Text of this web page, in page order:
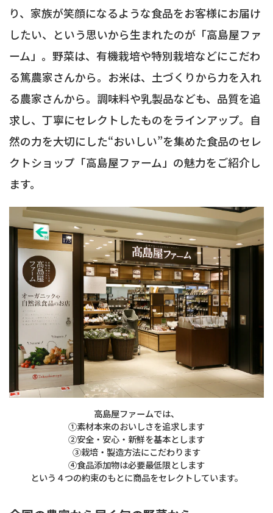
高島屋ファームでは、
①素材本来のおいしさを追求します
②安全・安心・新鮮を基本とします
③栽培・製造方法にこだわります
④食品添加物は必要最低限とします
という４つの約束のもとに商品をセレクトしています。
り、家族が笑顔になるような食品をお客様にお届け
したい、という思いから生まれたのが「高島屋ファ
ーム」。野菜は、有機栽培や特別栽培などにこだわ
る篤農家さんから。お米は、土づくりから力を入れ
る農家さんから。調味料や乳製品なども、品質を追
求し、丁寧にセレクトしたものをラインアップ。自
然の力を大切にした“おいしい”を集めた食品のセレ
クトショップ「高島屋ファーム」の魅力をご紹介し
ます。